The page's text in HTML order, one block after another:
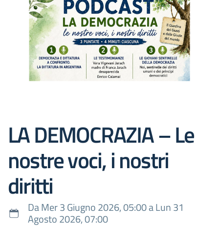
LA DEMOCRAZIA – Le
nostre voci, i nostri
diritti
Da Mer 3 Giugno 2026, 05:00 a Lun 31
Agosto 2026, 07:00